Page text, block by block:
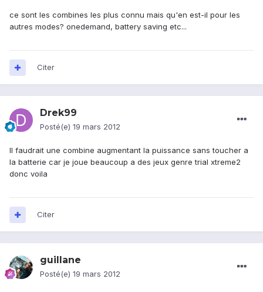
ce sont les combines les plus connu mais qu'en est-il pour les
autres modes? onedemand, battery saving etc...
Citer
Drek99
Posté(e) 19 mars 2012
Il faudrait une combine augmentant la puissance sans toucher a
la batterie car je joue beaucoup a des jeux genre trial xtreme2
donc voila
Citer
guillane
Posté(e) 19 mars 2012